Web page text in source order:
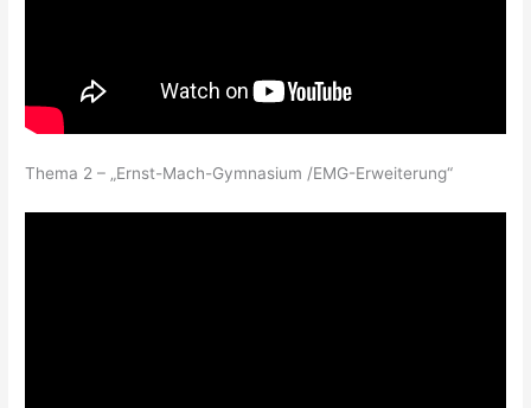
Thema 2 – „Ernst-Mach-Gymnasium /EMG-Erweiterung“